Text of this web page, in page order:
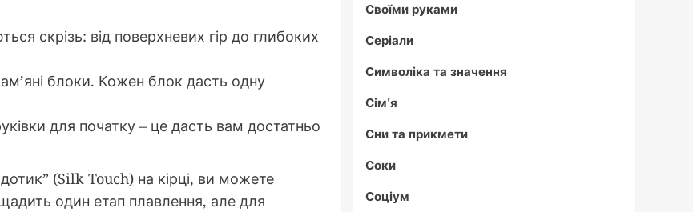
скрізь: від поверхневих гір до глибоких
блоки. Кожен блок дасть одну
для початку – це дасть вам достатньо
(Silk Touch) на кірці, ви можете
один етап плавлення, але для
Своїми руками
Серіали
Символіка та значення
Сім'я
Сни та прикмети
Соки
Соціум